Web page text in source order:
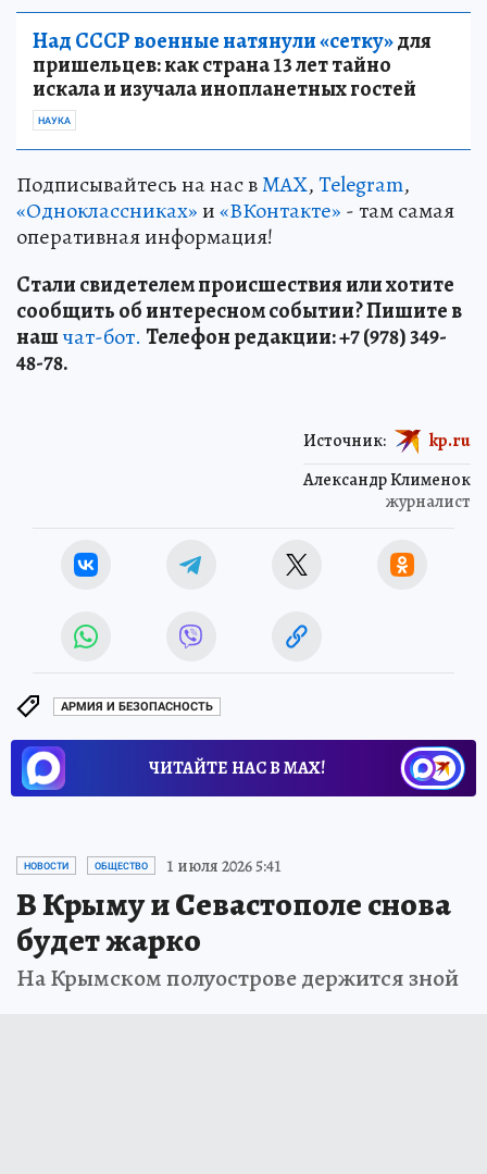
Над СССР военные натянули «сетку»для
пришельцев: как страна 13 лет тайно
искала и изучала инопланетных гостей
НАУКА
Подписывайтесь на нас вMAX,Telegram,
«Одноклассниках»и«ВКонтакте» - там самая
оперативная информация!
Стали свидетелем происшествия или хотите
сообщить об интересном событии? Пишите в
нашчат-бот. Телефон редакции: +7 (978) 349-
48-78.
Александр Клименок
журналист
Источник: kp.ru
АРМИЯ И БЕЗОПАСНОСТЬ
ЧИТАЙТЕ НАС В МАХ!
НОВОСТИ ОБЩЕСТВО 1 июля 2026 5:41
В Крыму и Севастополе снова
будет жарко
На Крымском полуострове держится зной